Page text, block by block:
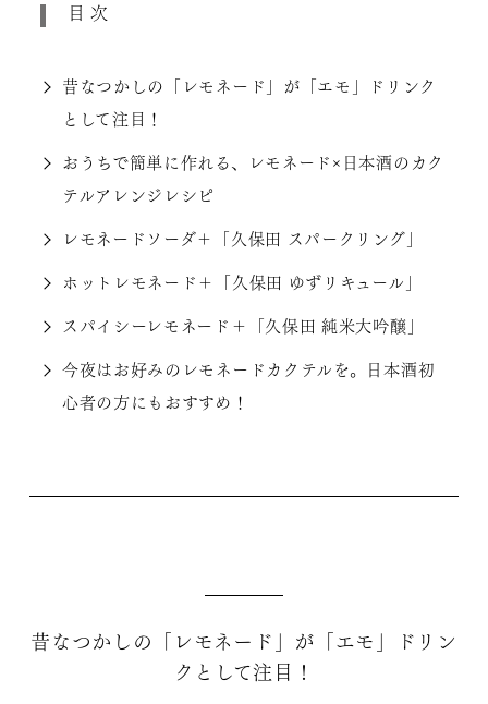
目次
昔なつかしの「レモネード」が「エモ」ドリンク
として注目！
おうちで簡単に作れる、レモネード×日本酒のカク
テルアレンジレシピ
レモネードソーダ＋「久保田 スパークリング」
ホットレモネード＋「久保田 ゆずリキュール」
スパイシーレモネード＋「久保田 純米大吟醸」
今夜はお好みのレモネードカクテルを。日本酒初
心者の方にもおすすめ！
昔なつかしの「レモネード」が「エモ」ドリン
クとして注目！